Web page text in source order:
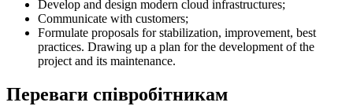
Develop and design modern cloud infrastructures;
Communicate with customers;
Formulate proposals for stabilization, improvement, best
practices. Drawing up a plan for the development of the
project and its maintenance.
Переваги співробітникам